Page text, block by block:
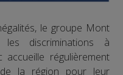
le groupe Mont
discriminations à
accueille régulièrement
la région pour leur